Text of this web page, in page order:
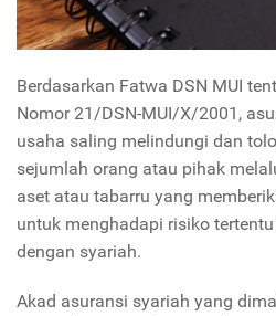
Berdasarkan Fatwa DSN MUI
Nomor 21/DSN-MUI/X/2001,
usaha saling melindungi dan
sejumlah orang atau pihak
aset atau tabarru yang
untuk menghadapi risiko
dengan syariah.
Akad asuransi syariah yang